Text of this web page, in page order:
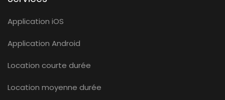
Application iOS
Application Android
Location courte durée
Location moyenne durée